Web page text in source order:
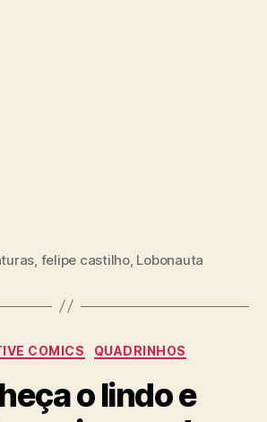
felipe castilho, Lobonauta
Categorias
COMICS QUADRINHOS
o lindo e